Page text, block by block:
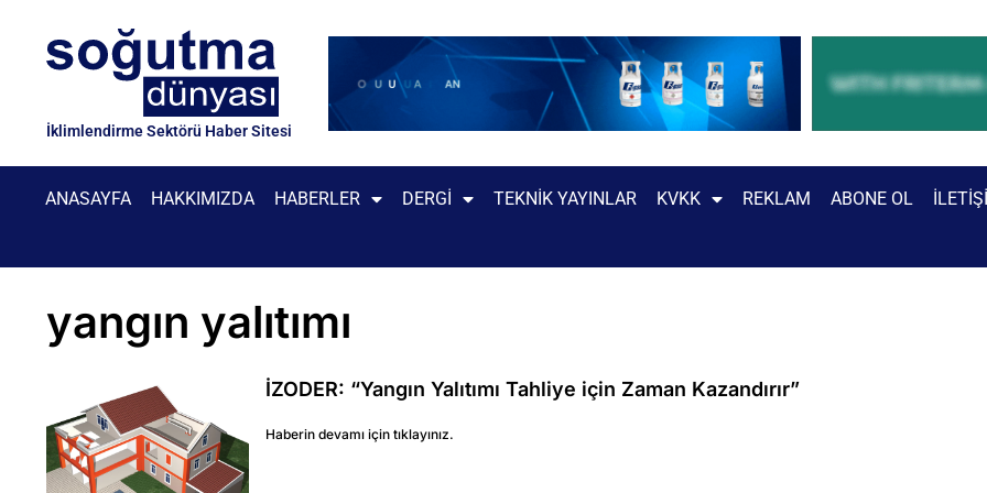
İklimlendirme Sektörü Haber Sitesi
ANASAYFA HAKKIMIZDA HABERLER DERGI TEKNIK YAYINLAR KVKK REKLAM ABONE OL
yangın yalıtımı
İZODER: “Yangın Yalıtımı Tahliye için Zaman Kazandırır”
Haberin devamı için tıklayınız.